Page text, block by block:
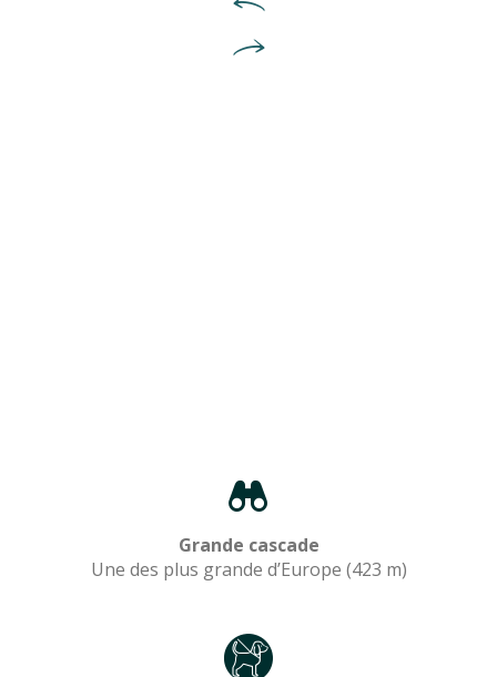
Grande cascade
Une des plus grande d’Europe (423 m)